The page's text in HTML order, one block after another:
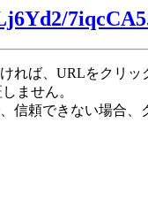
れば、URLをクリ
ません。
信頼できない場合、